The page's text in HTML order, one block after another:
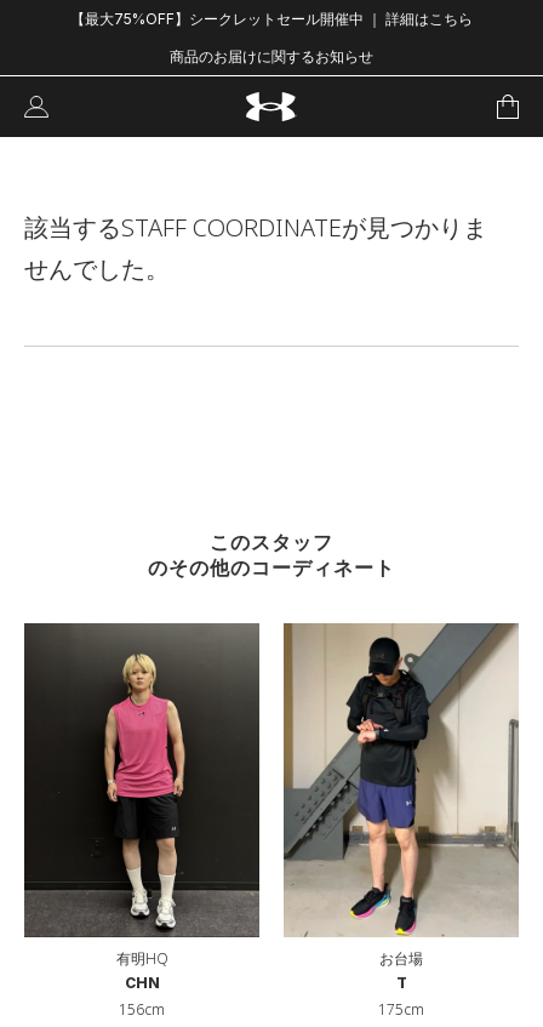
【最大75%OFF】シークレットセール開催中 ｜ 詳細はこちら
商品のお届けに関するお知らせ
1/1
該当するSTAFF COORDINATEが見つかりま
せんでした。
このスタッフ
のその他のコーディネート
有明HQ
CHN
156cm
お台場
T
175cm